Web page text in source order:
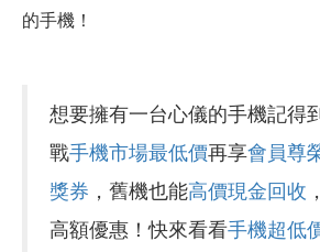
的手機！
想要擁有一台心儀的手機記得
戰手機市場最低價再享會員尊
獎券 ，舊機也能高價現金回收 ，
高額優惠！快來看看手機超低